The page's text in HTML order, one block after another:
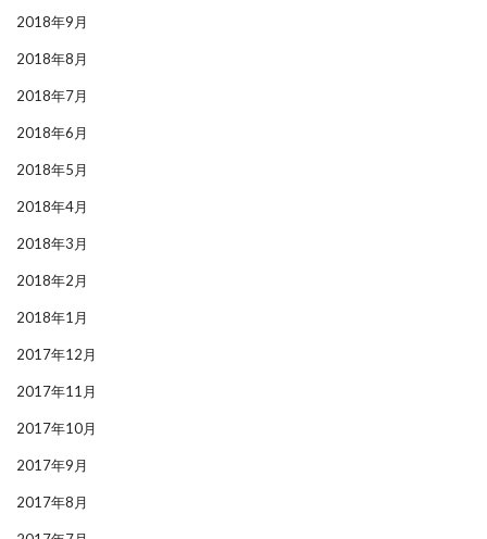
2018年9月
2018年8月
2018年7月
2018年6月
2018年5月
2018年4月
2018年3月
2018年2月
2018年1月
2017年12月
2017年11月
2017年10月
2017年9月
2017年8月